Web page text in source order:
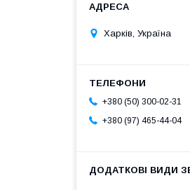
Харків, Україна
+380 (50) 300-02-31
+380 (97) 465-44-04